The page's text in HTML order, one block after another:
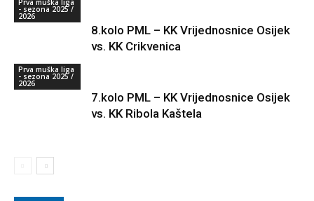
- sezona 2025 /
2026
8.kolo PML – KK Vrijednosnice Osijek
vs. KK Crikvenica
Prva muška liga
- sezona 2025 /
2026
7.kolo PML – KK Vrijednosnice Osijek
vs. KK Ribola Kaštela